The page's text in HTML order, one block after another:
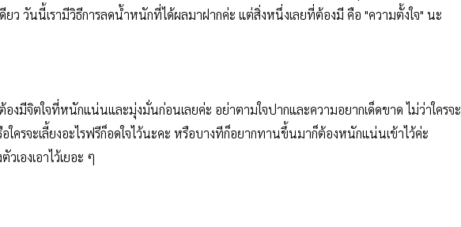
ว วันนี้เรามีวิธีการลดน้ำหนักที่ได้ผลมาฝากค่ะ แต่สิ่งหนึ่งเลยที่ต้องมี คือ "ความตั้งใจ" นะ
งมีจิตใจที่หนักแน่นและมุ่งมั่นก่อนเลยค่ะ อย่าตามใจปากและความอยากเด็ดขาด ไม่ว่าใครจะ
ครจะเลี้ยงอะไรฟรีก็อดใจไว้นะคะ หรือบางทีก็อยากทานขึ้นมาก็ต้องหนักแน่นเข้าไว้ค่ะ
เองเอาไว้เยอะ ๆ